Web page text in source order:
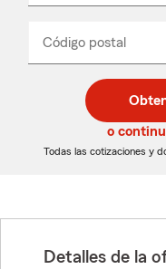
Código postal
de
5
dígitos
de
5
dígitos
_____
o
Todas las cotizaciones y
Detalles de la